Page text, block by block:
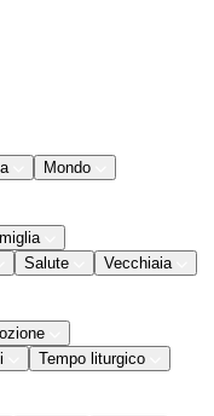
Mondo
Salute
Vecchiaia
Tempo liturgico